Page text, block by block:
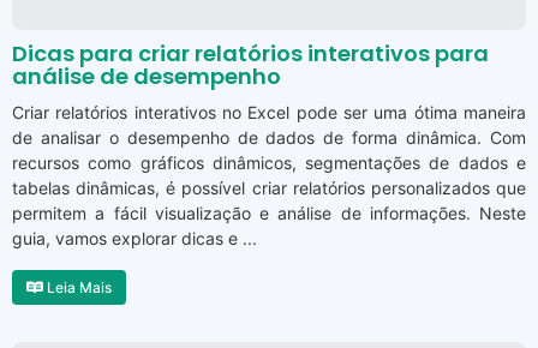
Dicas para criar relatórios interativos para
análise de desempenho
Criar relatórios interativos no Excel pode ser uma ótima maneira
de analisar o desempenho de dados de forma dinâmica. Com
recursos como gráficos dinâmicos, segmentações de dados e
tabelas dinâmicas, é possível criar relatórios personalizados que
permitem a fácil visualização e análise de informações. Neste
guia, vamos explorar dicas e ...
Leia Mais